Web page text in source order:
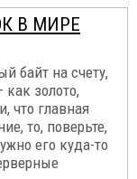
В МИРЕ
байт на счету,
как золото,
что главная
то, поверьте,
его куда-то